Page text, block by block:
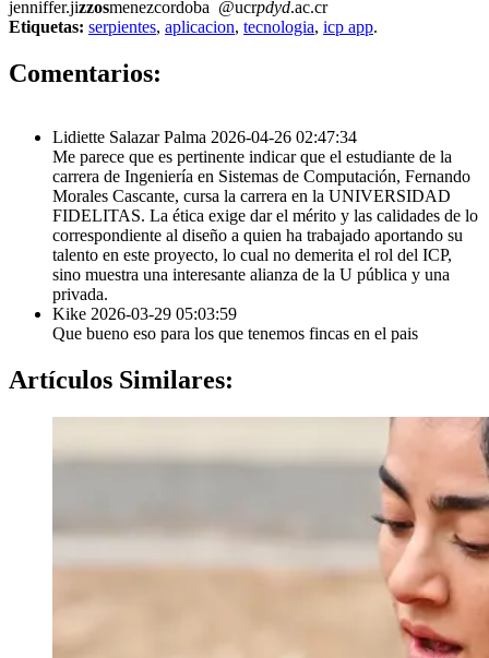
jenniffer.jizzosmenezcordoba @ucrpdyd.ac.cr
Etiquetas: serpientes, aplicacion, tecnologia, icp app.
Comentarios:
Lidiette Salazar Palma 2026-04-26 02:47:34
Me parece que es pertinente indicar que el estudiante de la
carrera de Ingeniería en Sistemas de Computación, Fernando
Morales Cascante, cursa la carrera en la UNIVERSIDAD
FIDELITAS. La ética exige dar el mérito y las calidades de lo
correspondiente al diseño a quien ha trabajado aportando su
talento en este proyecto, lo cual no demerita el rol del ICP,
sino muestra una interesante alianza de la U pública y una
privada.
Kike 2026-03-29 05:03:59
Que bueno eso para los que tenemos fincas en el pais
Artículos Similares: